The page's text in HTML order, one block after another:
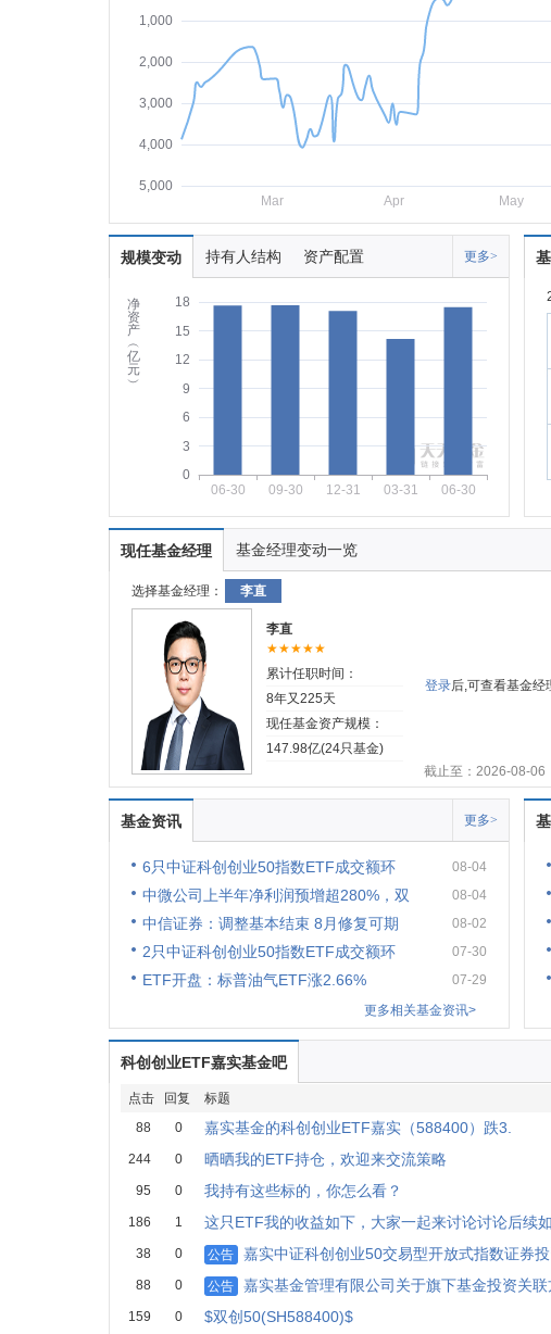
1,000
2,000
3,000
4,000
5,000
Mar
Apr May
规模变动 持有人结构 资产配置 更多>
净
资
产
︵
亿
元
︶
0
3
6
9
12
15
18
06-30 09-30 12-31 03-31 06-30
现任基金经理 基金经理变动一览
选择基金经理： 李直
李直
★★★★★
累计任职时间：
8年又225天
现任基金资产规模：
147.98亿(24只基金)
登录后,可查看基金经
截止至：2026-08-06
基金资讯 更多>
6只中证科创创业50指数ETF成交额环 08-04
中微公司上半年净利润预增超280%，双 08-04
中信证券：调整基本结束 8月修复可期 08-02
2只中证科创创业50指数ETF成交额环 07-30
ETF开盘：标普油气ETF涨2.66%
07-29
更多相关基金资讯>
科创创业ETF嘉实基金吧
点击 回复 标题
88
0 嘉实基金的科创创业ETF嘉实（588400）跌3.
244 0 晒晒我的ETF持仓，欢迎来交流策略
95 0 我持有这些标的，你怎么看？
186 1 这只ETF我的收益如下，大家一起来讨论讨论后续
38 0 公告 嘉实中证科创创业50交易型开放式指数证券
88 0 公告 嘉实基金管理有限公司关于旗下基金投资关
159 0 $双创50(SH588400)$